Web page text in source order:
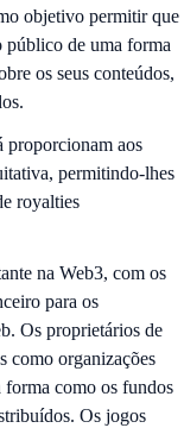
objetivo permitir que
público de uma forma
os seus conteúdos,
proporcionam aos
permitindo-lhes
royalties
na Web3, com os
para os
Os proprietários de
como organizações
forma como os fundos
Os jogos